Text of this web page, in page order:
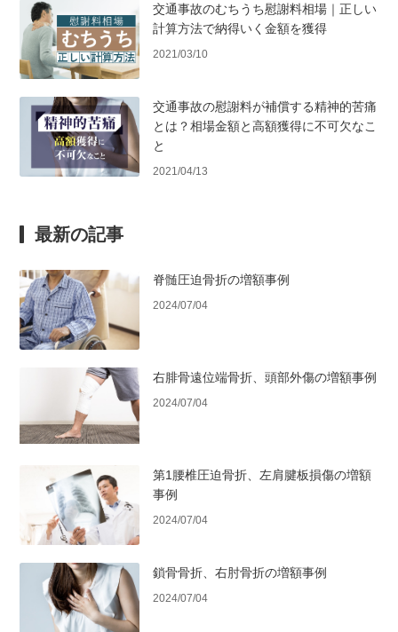
交通事故のむちうち慰謝料相場｜正しい
計算方法で納得いく金額を獲得
2021/03/10
交通事故の慰謝料が補償する精神的苦痛
とは？相場金額と高額獲得に不可欠なこ
と
2021/04/13
最新の記事
脊髄圧迫骨折の増額事例
2024/07/04
右腓骨遠位端骨折、頭部外傷の増額事例
2024/07/04
第1腰椎圧迫骨折、左肩腱板損傷の増額
事例
2024/07/04
鎖骨骨折、右肘骨折の増額事例
2024/07/04